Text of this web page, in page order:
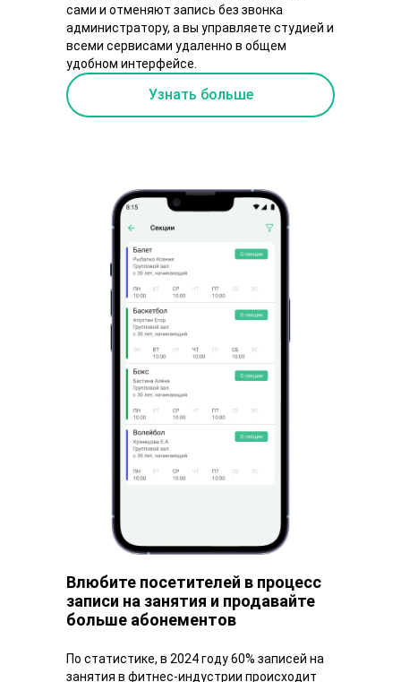
сами и отменяют запись без звонка
администратору, а вы управляете студией и
всеми сервисами удаленно в общем
удобном интерфейсе.
Узнать больше
По статистике, в 2024 году 60% записей на
занятия в фитнес-индустрии происходит
Влюбите посетителей в процесс
записи на занятия и продавайте
больше абонементов